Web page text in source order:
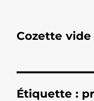
Cozette
Étiquette :